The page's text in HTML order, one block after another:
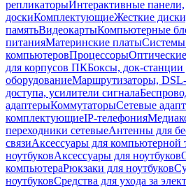
репликаторыИнтерактивные панели,
доскиКомплектующиеЖесткие
памятьВидеокартыКомпьютерные
питанияМатеринские платы
компьютеровПроцессоры
для корпусов ПКБоксы, док-станции
оборудованиеМаршрутизаторы,
доступа, усилители сигнала
адаптерыКоммутаторыСетевые
комплектующиеIP-телефония
переходники сетевыеАнтенны для
связиАксессуары для компьютерной
ноутбуковАксессуары для ноутбуков
компьютераРюкзаки для ноутбуков
ноутбуковСредства для ухода за